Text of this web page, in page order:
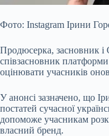
Фото: Instagram Ірини
Продюсерка, засновник
співзасновник платформи
оцінювати учасників
У анонсі зазначено, що
постатей сучасної
допоможе учасникам
власний бренд.